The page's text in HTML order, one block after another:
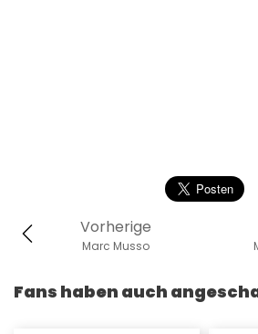
Vorherige
Marc Musso
Fans haben auch